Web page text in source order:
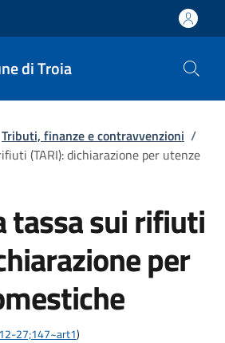
di Troia
Tributi, finanze e contravvenzioni /
(TARI): dichiarazione per utenze
tassa sui rifiuti
per
27;147~art1)